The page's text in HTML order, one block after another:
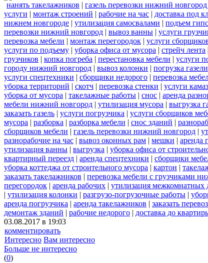
нанять такелажников | газель перевозки нижний
услуги | монтаж строений | рабочие на час | доставка под
нижнем новгороде | утилизация самосвалами | подъем
перевозки нижний новгород | вывоз ванны | услуги
перевозка мебели | монтаж перегородок | услуги
услуги по подъему | уборка офиса от мусора | стрейч лента
грузчиков | копка погреба | перестановка мебели | услуги
городу нижний новгород | вывоз колонки | погрузка газели
услуги спецтехники | сборщики недорого | перевозка
уборка территорий | скотч | перевозка стенки | услуги
уборка от мусора | такелажные работы | снос | аренда
мебели нижний новгород | утилизация мусора | выгрузка
заказать газель | услуги погрузчика | услуги сборщиков
мусора | разборка | разборка мебели | снос зданий |
сборщиков мебели | газель перевозки нижний новгород |
разнорабочие на час | вывоз оконных рам | мешки | аренда
утилизация ванны | выгрузка | уборка офиса от
квартирный переезд | аренда спецтехники | сборщики
уборка коттеджа от строительного мусора | картон |
заказать такелажников | перевозка мебели с грузчиками
перегородок | аренда рабочих | утилизация межкомнатных
| утилизация колонки | разгрузо-погрузочные работы |
аренда погрузчика | аренда такелажников | заказать
демонтаж зданий | рабочие недорого | доставка до
03.08.2017 в 19:03
комментировать
Интересно Вам интересно
Больше не интересно
(0)